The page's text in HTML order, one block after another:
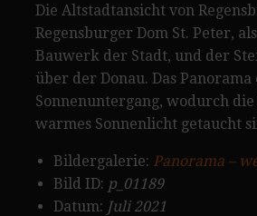
Die Altstadtansicht von
Regensburger Dom St. Peter,
Bauwerk der Stadt, und der
über der Donau. Das
Sonnenuntergang, wodurch die
warmes Sonnenlicht getaucht
Bildergalerie: Panorama –
Bild ID: p_01189
Datum: Juli 2021